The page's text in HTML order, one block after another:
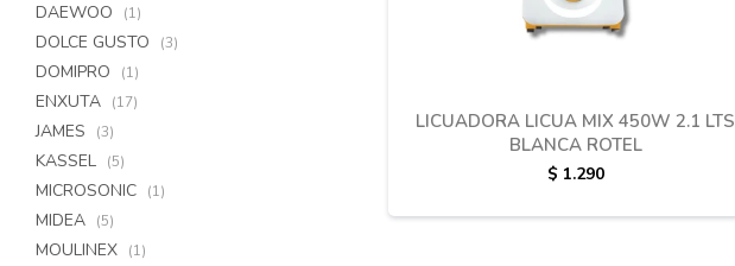
LICUADORA LICUA MIX 450W 2.1 LTS
BLANCA ROTEL
$ 1.290
DAEWOO (1)
DOLCE GUSTO (3)
DOMIPRO (1)
ENXUTA (17)
JAMES (3)
KASSEL (5)
MICROSONIC (1)
MIDEA (5)
MOULINEX (1)